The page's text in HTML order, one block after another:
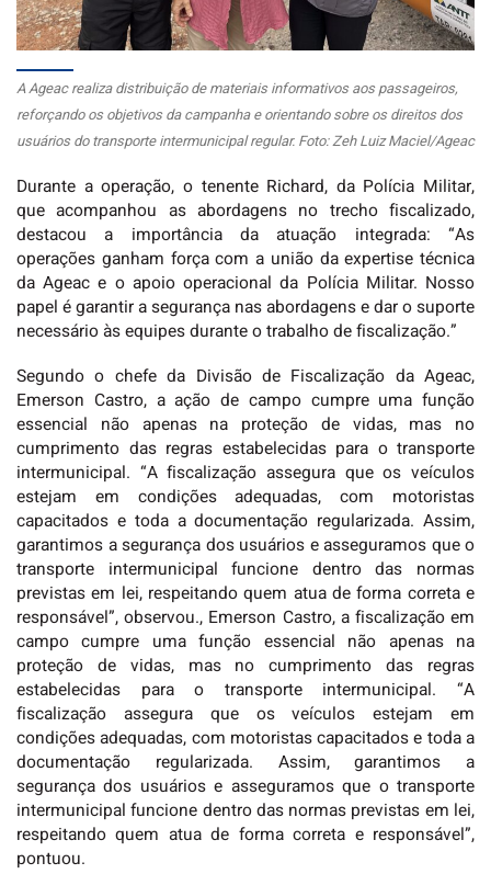
A Ageac realiza distribuição de materiais informativos aos passageiros,
reforçando os objetivos da campanha e orientando sobre os direitos dos
usuários do transporte intermunicipal regular. Foto: Zeh Luiz Maciel/Ageac
Durante a operação, o tenente Richard, da Polícia Militar,
que acompanhou as abordagens no trecho fiscalizado,
destacou a importância da atuação integrada: “As
operações ganham força com a união da expertise técnica
da Ageac e o apoio operacional da Polícia Militar. Nosso
papel é garantir a segurança nas abordagens e dar o suporte
necessário às equipes durante o trabalho de fiscalização.”
Segundo o chefe da Divisão de Fiscalização da Ageac,
Emerson Castro, a ação de campo cumpre uma função
essencial não apenas na proteção de vidas, mas no
cumprimento das regras estabelecidas para o transporte
intermunicipal. “A fiscalização assegura que os veículos
estejam em condições adequadas, com motoristas
capacitados e toda a documentação regularizada. Assim,
garantimos a segurança dos usuários e asseguramos que o
transporte intermunicipal funcione dentro das normas
previstas em lei, respeitando quem atua de forma correta e
responsável”, observou., Emerson Castro, a fiscalização em
campo cumpre uma função essencial não apenas na
proteção de vidas, mas no cumprimento das regras
estabelecidas para o transporte intermunicipal. “A
fiscalização assegura que os veículos estejam em
condições adequadas, com motoristas capacitados e toda a
documentação regularizada. Assim, garantimos a
segurança dos usuários e asseguramos que o transporte
intermunicipal funcione dentro das normas previstas em lei,
respeitando quem atua de forma correta e responsável”,
pontuou.